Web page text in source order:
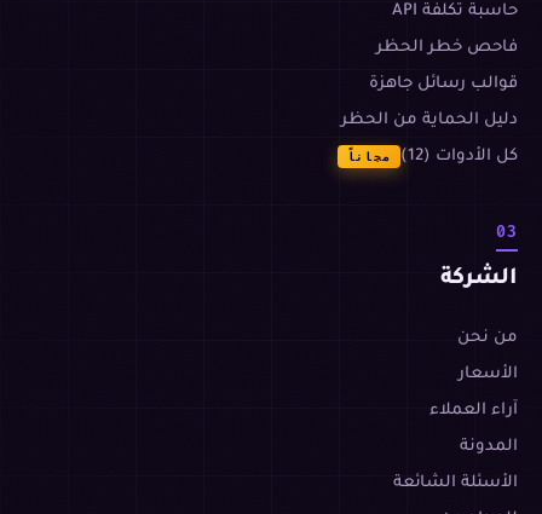
حاسبة تكلفة API
فاحص خطر الحظر
قوالب رسائل جاهزة
دليل الحماية من الحظر
كل الأدوات (12)
مجاناً
03
الشركة
من نحن
الأسعار
آراء العملاء
المدونة
الأسئلة الشائعة